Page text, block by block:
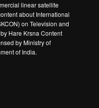
linear satellite
about International
on Television and
Hare Krsna Content
by Ministry of
of India.